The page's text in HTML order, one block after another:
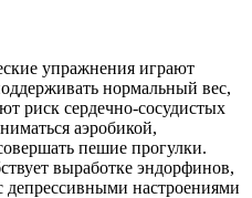
упражнения играют
нормальный вес,
риск сердечно-сосудистых
аэробикой,
пешие прогулки.
выработке эндорфинов,
депрессивными настроениями